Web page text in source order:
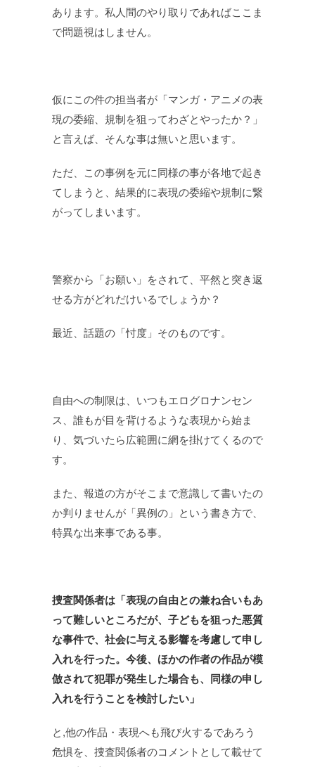
あります。私人間のやり取りであればここま
で問題視はしません。
仮にこの件の担当者が「マンガ・アニメの表
現の委縮、規制を狙ってわざとやったか？」
と言えば、そんな事は無いと思います。
ただ、この事例を元に同様の事が各地で起き
てしまうと、結果的に表現の委縮や規制に繋
がってしまいます。
警察から「お願い」をされて、平然と突き返
せる方がどれだけいるでしょうか？
最近、話題の「忖度」そのものです。
自由への制限は、いつもエログロナンセン
ス、誰もが目を背けるような表現から始ま
り、気づいたら広範囲に網を掛けてくるので
す。
また、報道の方がそこまで意識して書いたの
か判りませんが「異例の」という書き方で、
特異な出来事である事。
捜査関係者は「表現の自由との兼ね合いもあ
って難しいところだが、子どもを狙った悪質
な事件で、社会に与える影響を考慮して申し
入れを行った。今後、ほかの作者の作品が模
倣されて犯罪が発生した場合も、同様の申し
入れを行うことを検討したい」
と,他の作品・表現へも飛び火するであろう
危惧を、捜査関係者のコメントとして載せて